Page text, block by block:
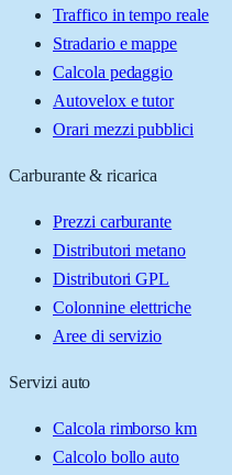
Traffico in tempo reale
Stradario e mappe
Calcola pedaggio
Autovelox e tutor
Orari mezzi pubblici
Carburante & ricarica
Prezzi carburante
Distributori metano
Distributori GPL
Colonnine elettriche
Aree di servizio
Servizi auto
Calcola rimborso km
Calcolo bollo auto